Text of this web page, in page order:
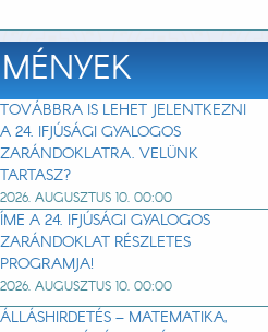
TOVÁBBRA IS LEHET JELENTKEZNI
A 24. IFJÚSÁGI GYALOGOS
ZARÁNDOKLATRA. VELÜNK
TARTASZ?
2026. AUGUSZTUS 10. 00:00
ÍME A 24. IFJÚSÁGI GYALOGOS
ZARÁNDOKLAT RÉSZLETES
PROGRAMJA!
2026. AUGUSZTUS 10. 00:00
ÁLLÁSHIRDETÉS – MATEMATIKA,